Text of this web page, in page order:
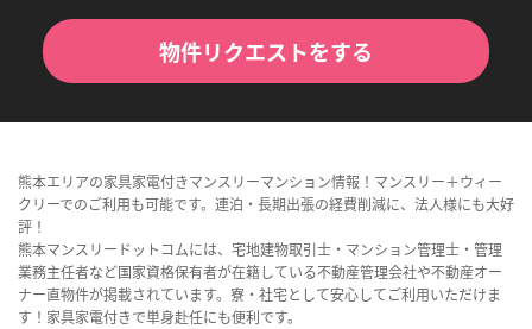
物件リクエストをする
熊本エリアの家具家電付きマンスリーマンション情報！マンスリー＋ウィー
クリーでのご利用も可能です。連泊・長期出張の経費削減に、法人様にも大好
評！
熊本マンスリードットコムには、宅地建物取引士・マンション管理士・管理
業務主任者など国家資格保有者が在籍している不動産管理会社や不動産オー
ナー直物件が掲載されています。寮・社宅として安心してご利用いただけま
す！家具家電付きで単身赴任にも便利です。